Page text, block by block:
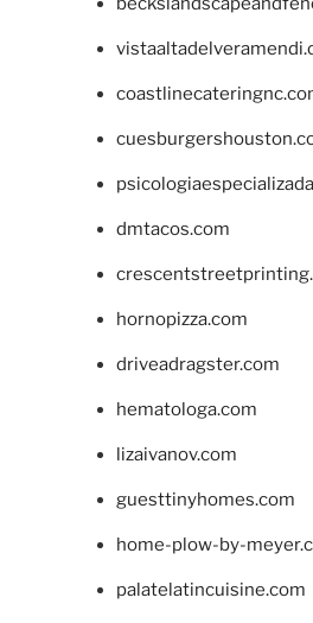
dmtacos.com
hornopizza.com
driveadragster.com
hematologa.com
lizaivanov.com
guesttinyhomes.com
home-plow-by-
palatelatincuisine.com